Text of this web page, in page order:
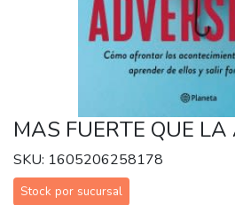
MAS FUERTE QUE
SKU: 1605206258178
Stock por sucursal